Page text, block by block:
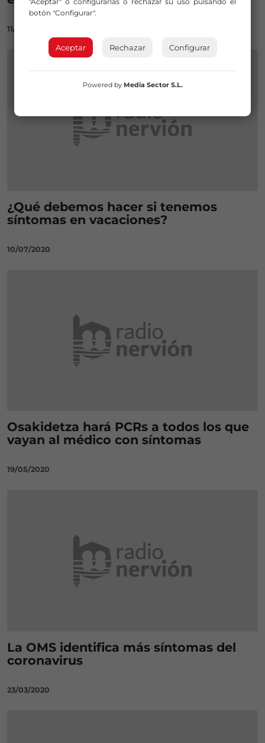
11/11/2020
¿Qué debemos hacer si tenemos
síntomas en vacaciones?
10/07/2020
Osakidetza hará PCRs a todos los que
vayan al médico con síntomas
19/05/2020
La OMS identifica más síntomas del
coronavirus
23/03/2020
botón "Configurar".
Aceptar Rechazar Configurar
Powered by Media Sector S.L.